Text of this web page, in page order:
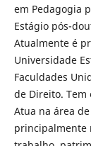
em Pedagogia
Estágio pós-
Atualmente é
Universidade
Faculdades
de Direito. Tem
Atua na área
principalmente